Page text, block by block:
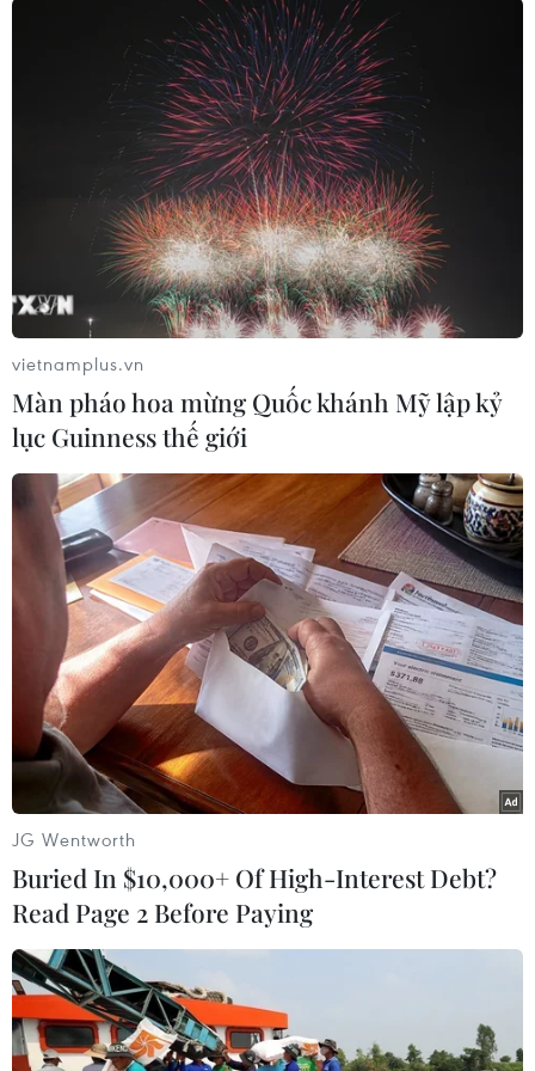
Các thương hiệu xe cao cấp của Đức
trong cuộc khủng hoảng lợi nhuận
04/08/2026 23:03
Bứt phá trước "tháng Ngâu": Hãng xe
đồng loạt bung chiêu kích cầu đa
04/08/2026 04:29
Ôtô Trung Quốc có tạo nên “làn sóng
tràn” tại châu Âu?
04/08/2026 00:17
Châu Phi tận dụng lợi thế quang điện
cho ngành xe điện
03/08/2026 09:46
Thiếu tài xế, khoảng 25-30% xe đầu
kéo phải nằm bãi
02/08/2026 09:42
Chiêm ngưỡng những mẫu
xe hiếm tại Triển lãm ProDvizhenie-
2026 ở Nga
31/07/2026 01:51
vietnamplus.vn
Màn pháo hoa mừng Quốc khánh Mỹ lập kỷ
lục Guinness thế giới
JG Wentworth
Buried In $10,000+ Of High-Interest Debt?
Read Page 2 Before Paying